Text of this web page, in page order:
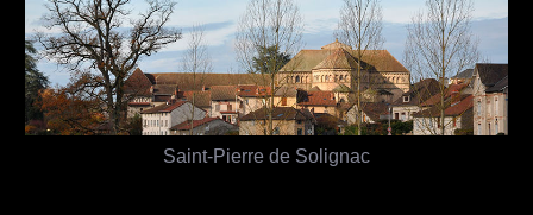
Saint-Pierre de Solignac